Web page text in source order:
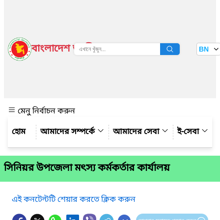
বাংলাদেশ জাতীয় তথ্য বাতায়ন BN
মেনু নির্বাচন করুন
আমাদের সম্পর্কে
আমাদের সেবা ই-সেবা
সিনিয়র উপজেলা মৎস্য কর্মকর্তার কার্যালয়
এই কনটেন্টটি শেয়ার করতে ক্লিক করুন